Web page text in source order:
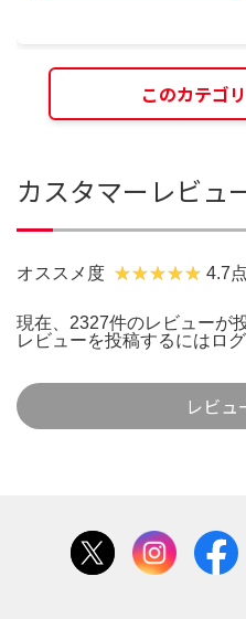
このカテゴ
カスタマーレビュ
オススメ度 4.7点
現在、2327件のレビューが
レビューを投稿するには ロ
レビュ